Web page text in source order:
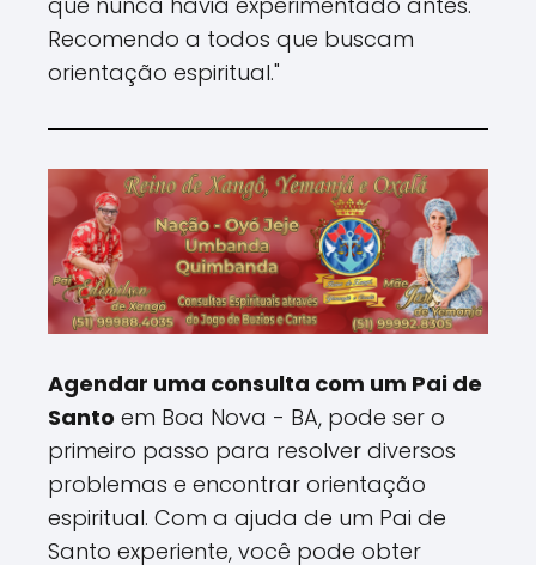
Recomendo a todos que buscam
orientação espiritual."
Agendar uma consulta com um Pai de
Santo em Boa Nova - BA, pode ser o
primeiro passo para resolver diversos
problemas e encontrar orientação
espiritual. Com a ajuda de um Pai de
Santo experiente, você pode obter